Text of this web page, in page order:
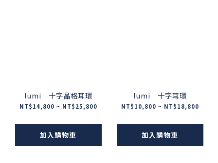
lumi｜十字晶格耳環
NT$14,800 ~ NT$25,800
加入購物車
lumi｜十字耳環
NT$10,800 ~ NT$18,800
加入購物車